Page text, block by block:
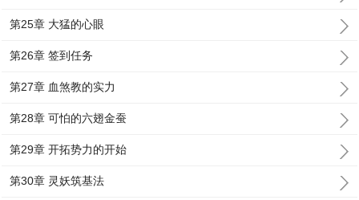
第25章 大猛的心眼
第26章 签到任务
第27章 血煞教的实力
第28章 可怕的六翅金蚕
第29章 开拓势力的开始
第30章 灵妖筑基法